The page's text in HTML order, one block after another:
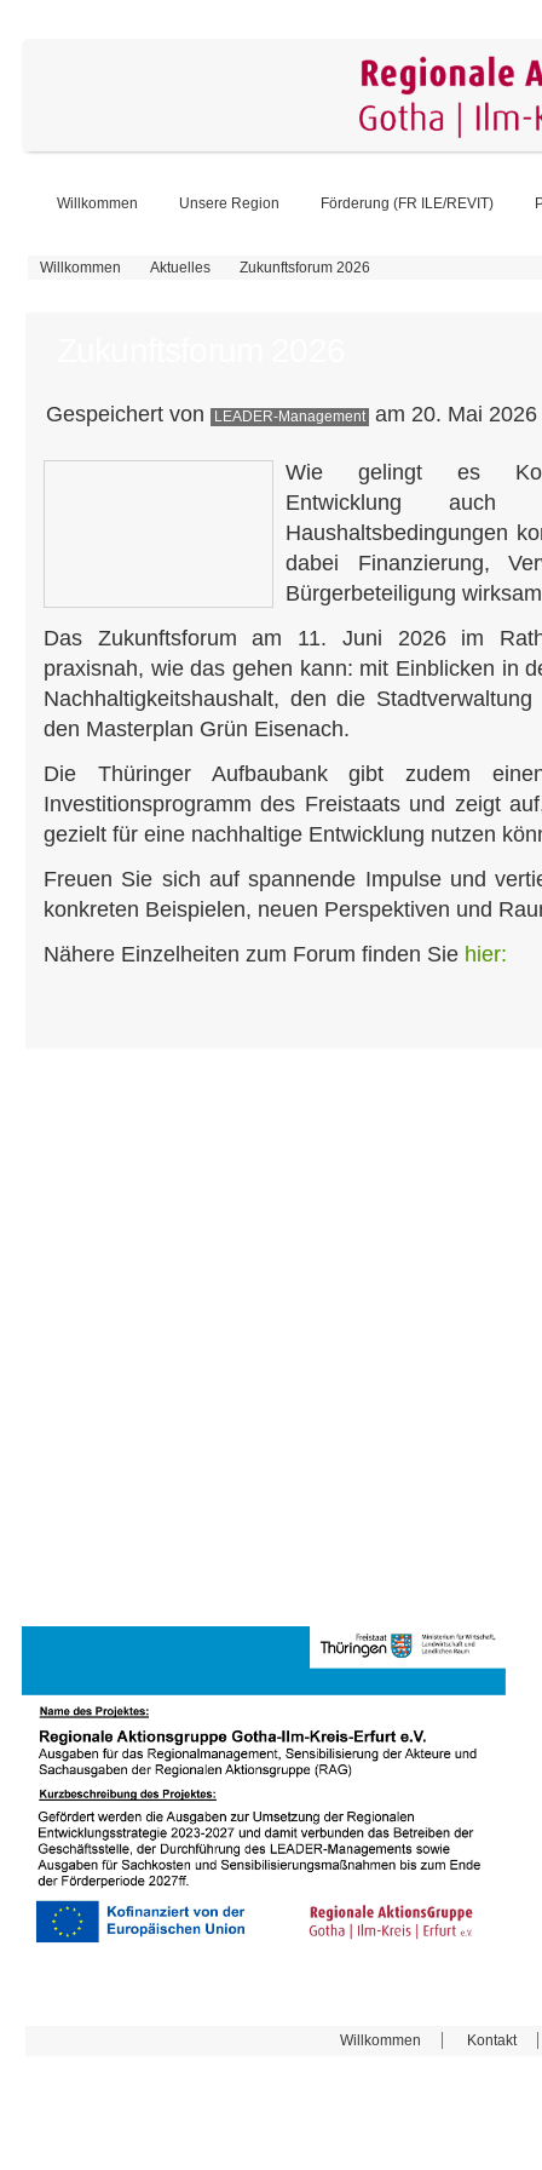
Willkommen Unsere Region Förderung (FR ILE/REVIT)
Sie sind hier
Willkommen Aktuelles Zukunftsforum 2026
Gespeichert von LEADER-Management am 20. Mai
Wie gelingt es
Entwicklung auch
Haushaltsbedingungen
dabei Finanzierung,
Bürgerbeteiligung
Das Zukunftsforum am 11. Juni 2026 im
praxisnah, wie das gehen kann: mit Einblicken in
Nachhaltigkeitshaushalt, den die
den Masterplan Grün Eisenach.
Die Thüringer Aufbaubank gibt zudem
Investitionsprogramm des Freistaats und zeigt
gezielt für eine nachhaltige Entwicklung nutzen
Freuen Sie sich auf spannende Impulse und
konkreten Beispielen, neuen Perspektiven und
Nähere Einzelheiten zum Forum finden Sie hier:
Willkommen Kontakt